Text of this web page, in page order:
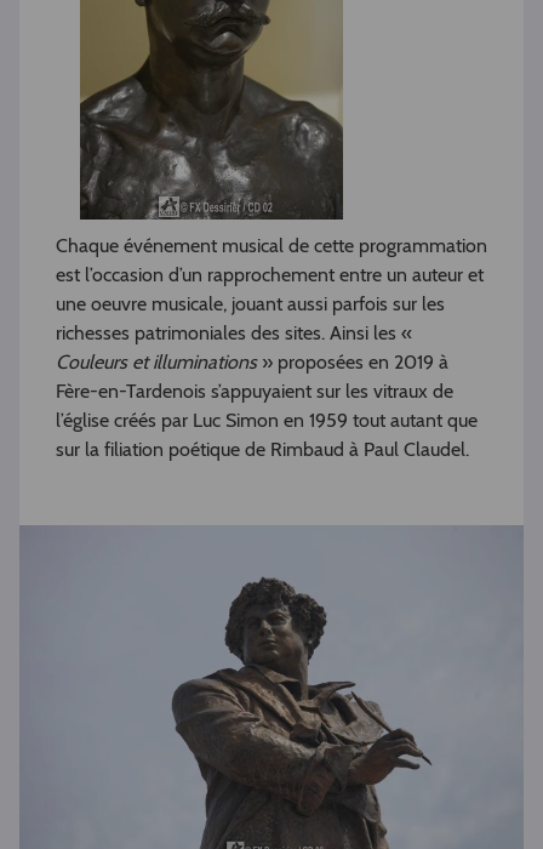
Chaque événement musical de cette programmation
est l’occasion d’un rapprochement entre un auteur et
une oeuvre musicale, jouant aussi parfois sur les
richesses patrimoniales des sites. Ainsi les «
Couleurs et illuminations» proposées en 2019 à
Fère-en-Tardenois s’appuyaient sur les vitraux de
l’église créés par Luc Simon en 1959 tout autant que
sur la filiation poétique de Rimbaud à Paul Claudel.